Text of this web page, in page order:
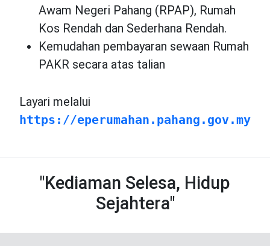
Awam Negeri Pahang (RPAP), Rumah
Kos Rendah dan Sederhana Rendah.
Kemudahan pembayaran sewaan Rumah
PAKR secara atas talian
Layari melalui
https://eperumahan.pahang.gov.my
"Kediaman Selesa, Hidup
Sejahtera"